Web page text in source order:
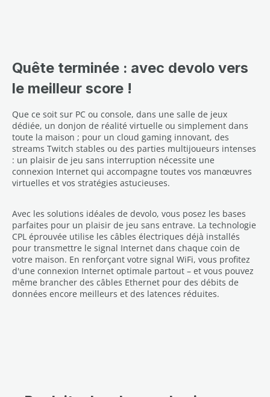
Quête terminée : avec devolo vers
le meilleur score !
Que ce soit sur PC ou console, dans une salle de jeux
dédiée, un donjon de réalité virtuelle ou simplement dans
toute la maison ; pour un cloud gaming innovant, des
streams Twitch stables ou des parties multijoueurs intenses
: un plaisir de jeu sans interruption nécessite une
connexion Internet qui accompagne toutes vos manœuvres
virtuelles et vos stratégies astucieuses.
Avec les solutions idéales de devolo, vous posez les bases
parfaites pour un plaisir de jeu sans entrave. La technologie
CPL éprouvée utilise les câbles électriques déjà installés
pour transmettre le signal Internet dans chaque coin de
votre maison. En renforçant votre signal WiFi, vous profitez
d'une connexion Internet optimale partout – et vous pouvez
même brancher des câbles Ethernet pour des débits de
données encore meilleurs et des latences réduites.